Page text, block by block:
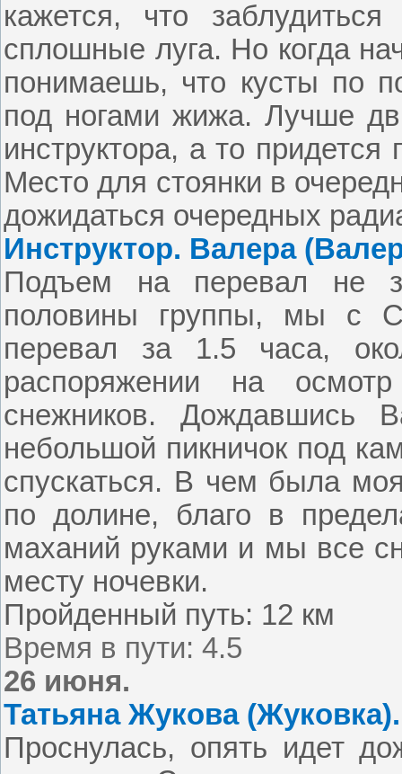
кажется, что
сплошные луга. Но когда
понимаешь, что кусты по
под ногами жижа. Лучше
инструктора, а то
Место для стоянки в
дожидаться очередных
Инструктор. Валера
Подъем на перевал не
половины группы, мы с
перевал за 1.5 часа,
распоряжении на
снежников. Дождавшись
небольшой пикничок под
спускаться. В чем была
по долине, благо в
маханий руками и мы все
месту ночевки.
Пройденный путь: 12 км
Время в пути: 4.5
26 июня.
Татьяна Жукова (Жуковка).
Проснулась, опять идет